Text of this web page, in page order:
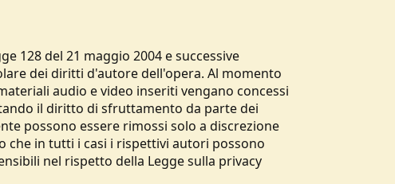
128 del 21 maggio 2004 e successive
dei diritti d'autore dell'opera. Al momento
audio e video inseriti vengano concessi
il diritto di sfruttamento da parte dei
possono essere rimossi solo a discrezione
in tutti i casi i rispettivi autori possono
nel rispetto della Legge sulla privacy